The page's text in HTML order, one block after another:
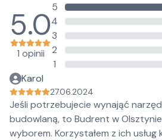
5.0
1 opinii
5
4
3
2
1
Karol
27.06.2024
Jeśli potrzebujecie wynająć
budowlaną, to Budrent w
wyborem. Korzystałem z ich usług